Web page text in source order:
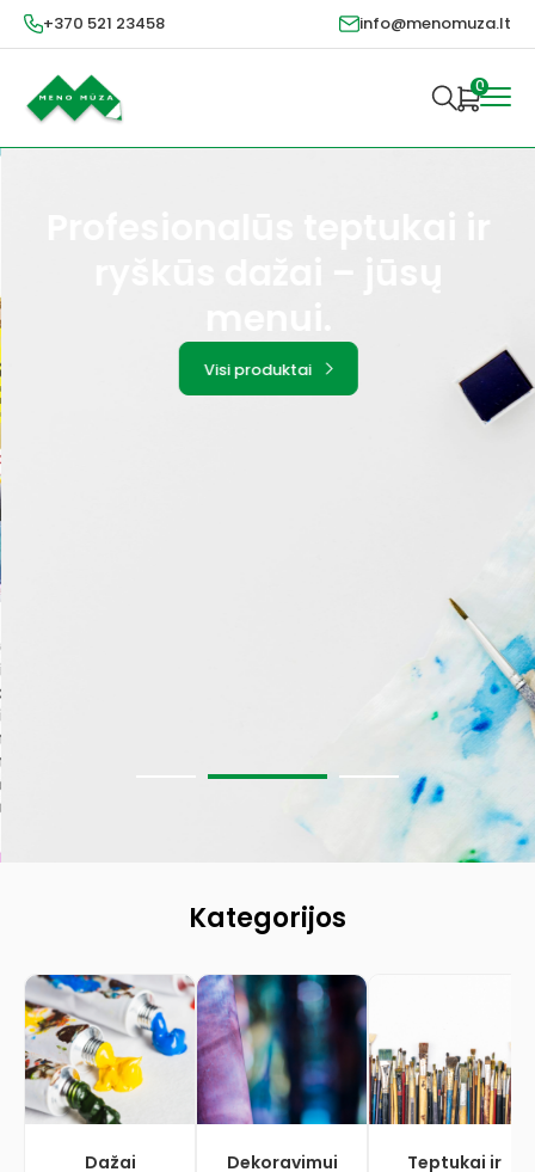
+370 521 23458 info@menomuza.lt
0
Visi produktai
Kategorijos
Dažai Dekoravimui
Teptukai ir